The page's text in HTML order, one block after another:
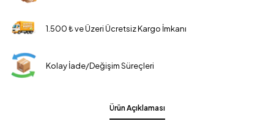
1.500 ₺ ve Üzeri Ücretsiz Kargo İmkanı
Kolay İade/Değişim Süreçleri
Ürün Açıklaması